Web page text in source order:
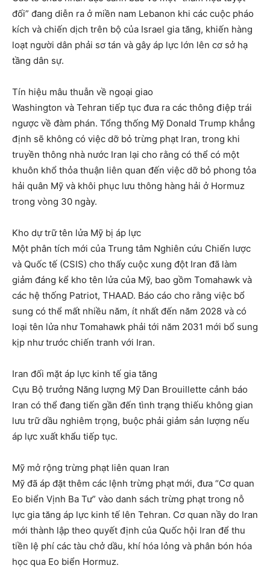
đối” đang diễn ra ở miền nam Lebanon khi các cuộc pháo
kích và chiến dịch trên bộ của Israel gia tăng, khiến hàng
loạt người dân phải sơ tán và gây áp lực lớn lên cơ sở hạ
tầng dân sự.
Tín hiệu mâu thuẫn về ngoại giao
Washington và Tehran tiếp tục đưa ra các thông điệp trái
ngược về đàm phán. Tổng thống Mỹ Donald Trump khẳng
định sẽ không có việc dỡ bỏ trừng phạt Iran, trong khi
truyền thông nhà nước Iran lại cho rằng có thể có một
khuôn khổ thỏa thuận liên quan đến việc dỡ bỏ phong tỏa
hải quân Mỹ và khôi phục lưu thông hàng hải ở Hormuz
trong vòng 30 ngày.
Kho dự trữ tên lửa Mỹ bị áp lực
Một phân tích mới của Trung tâm Nghiên cứu Chiến lược
và Quốc tế (CSIS) cho thấy cuộc xung đột Iran đã làm
giảm đáng kể kho tên lửa của Mỹ, bao gồm Tomahawk và
các hệ thống Patriot, THAAD. Báo cáo cho rằng việc bổ
sung có thể mất nhiều năm, ít nhất đến năm 2028 và có
loại tên lửa như Tomahawk phải tới năm 2031 mới bổ sung
kịp như trước chiến tranh với Iran.
Iran đối mặt áp lực kinh tế gia tăng
Cựu Bộ trưởng Năng lượng Mỹ Dan Brouillette cảnh báo
Iran có thể đang tiến gần đến tình trạng thiếu không gian
lưu trữ dầu nghiêm trọng, buộc phải giảm sản lượng nếu
áp lực xuất khẩu tiếp tục.
Mỹ mở rộng trừng phạt liên quan Iran
Mỹ đã áp đặt thêm các lệnh trừng phạt mới, đưa “Cơ quan
Eo biển Vịnh Ba Tư” vào danh sách trừng phạt trong nỗ
lực gia tăng áp lực kinh tế lên Tehran. Cơ quan nầy do Iran
mới thành lập theo quyết định của Quốc hội Iran để thu
tiền lệ phí các tàu chở dầu, khí hóa lỏng và phân bón hóa
học qua Eo biển Hormuz.